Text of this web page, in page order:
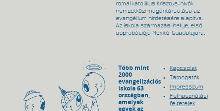
római katolikus Krisztus-hívők
nemzetközi magántársulása az
evangélium hirdetésére alapítva.
Az iskola származási helye, első
approbációja Mexikó, Guadalajara.
Több mint
2000
evangelizációs
iskola 63
országban,
amelyek
egyek az
Kapcsolat
Támogatók
Impresszum
Felhasználási
feltételek